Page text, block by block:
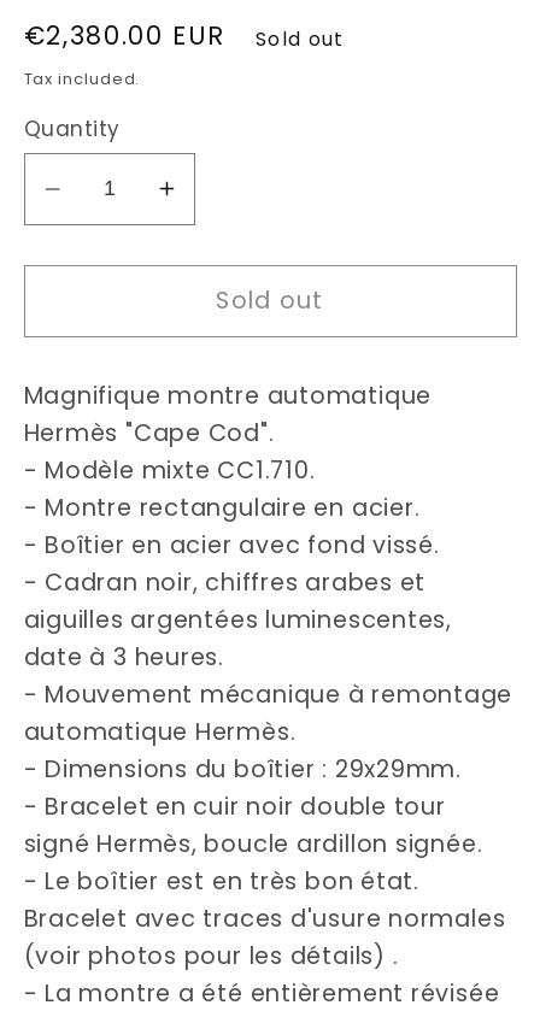
Regular
price
€2,380.00 EUR Sold out
Tax included.
Quantity
Decrease
quantity
for
Cape
CC1.710
watch
Increase
quantity
for
Hermès
Cape
CC1.710
watch
Sold out
Magnifique montre automatique
Hermès "Cape Cod".
- Modèle mixte CC1.710.
- Montre rectangulaire en acier.
- Boîtier en acier avec fond vissé.
- Cadran noir, chiffres arabes et
aiguilles argentées luminescentes,
date à 3 heures.
- Mouvement mécanique à remontage
automatique Hermès.
- Dimensions du boîtier : 29x29mm.
- Bracelet en cuir noir double tour
signé Hermès, boucle ardillon signée.
- Le boîtier est en très bon état.
Bracelet avec traces d'usure normales
(voir photos pour les détails) .
- La montre a été entièrement révisée